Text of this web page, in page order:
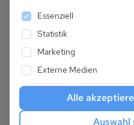
Es folgt eine Liste der
Essenziell
Statistik
Marketing
Externe Medien
Alle
Auswahl